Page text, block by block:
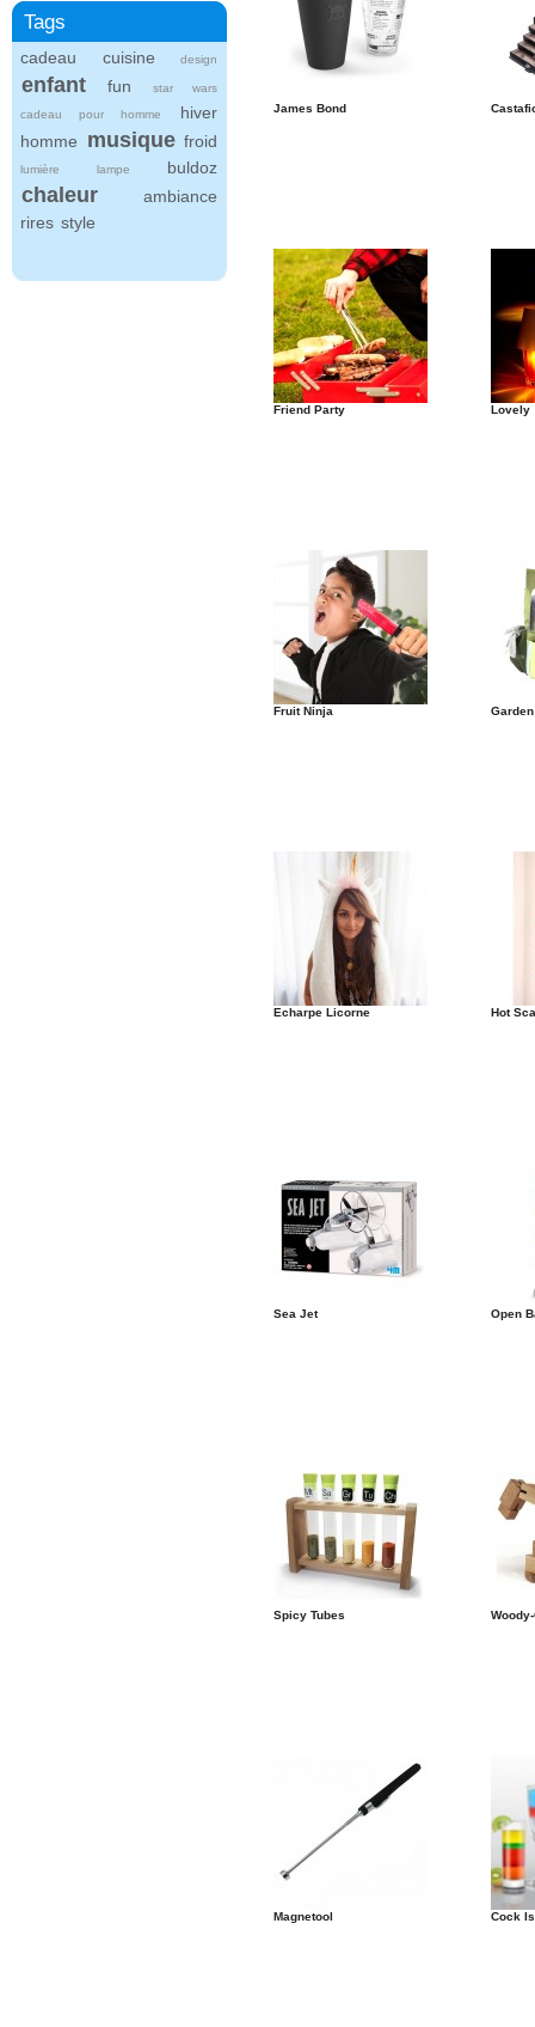
Tags
cadeau cuisine design
enfant fun
star wars
cadeau pour homme
hiver
homme
musique froid
lumière lampe buldoz
chaleur
ambiance
rires style
James Bond
Friend Party Lovely
Fruit Ninja
Echarpe Licorne Hot
Sea Jet Open
Spicy Tubes
Magnetool Cock